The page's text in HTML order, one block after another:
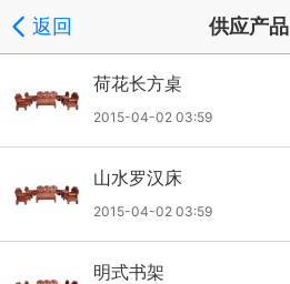
返回 供应产品
荷花长方桌
2015-04-02 03:59
山水罗汉床
2015-04-02 03:59
明式书架